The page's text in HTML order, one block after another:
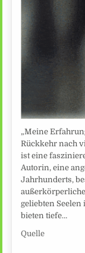
„Meine
Rückkehr nach
ist eine
Autorin, eine
Jahrhunderts,
geliebten
bieten tiefe…
Quelle